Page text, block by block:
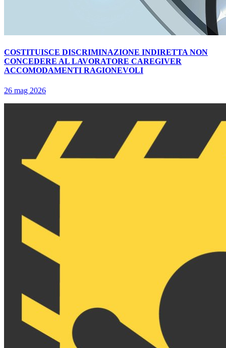
COSTITUISCE DISCRIMINAZIONE INDIRETTA NON
CONCEDERE AL LAVORATORE CAREGIVER
ACCOMODAMENTI RAGIONEVOLI
26 mag 2026